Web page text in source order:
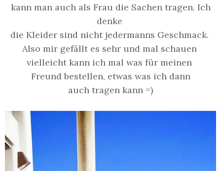
kann man auch als Frau die Sachen tragen. Ich
denke
die Kleider sind nicht jedermanns Geschmack.
Also mir gefällt es sehr und mal schauen
vielleicht kann ich mal was für meinen
Freund bestellen, etwas was ich dann
auch tragen kann =)